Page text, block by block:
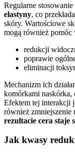
Regularne
elastyny, co
skóry. Wartościowe
mogą również pomóc
redukcji
poprawie
eliminacji
Mechanizm ich
komórkami naskórka,
Efektem tej interakcji
również zmniejszenie
rezultacie cera staje
Jak kwasy